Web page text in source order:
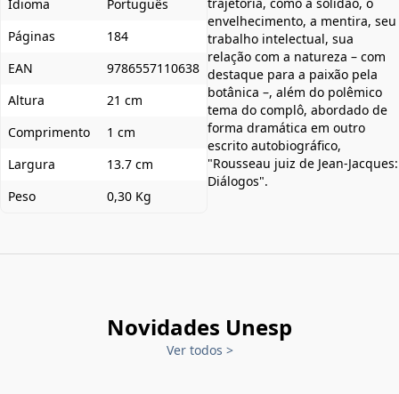
Idioma
Português
Páginas
184
EAN
9786557110638
Altura
21 cm
Comprimento
1 cm
Largura
13.7 cm
Peso
0,30 Kg
envelhecimento, a mentira, seu
trabalho intelectual, sua
relação com a natureza – com
destaque para a paixão pela
botânica –, além do polêmico
tema do complô, abordado de
forma dramática em outro
escrito autobiográfico,
"Rousseau juiz de Jean-Jacques:
Diálogos".
Novidades Unesp
Ver todos >